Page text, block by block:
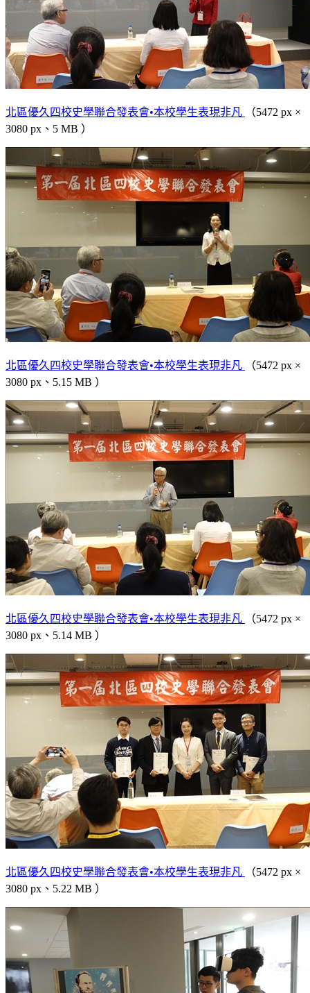
北區優久四校史學聯合發表會•本校學生表現非凡
（5472 px ×
3080 px、5 MB ）
北區優久四校史學聯合發表會•本校學生表現非凡
（5472 px ×
3080 px、5.15 MB ）
北區優久四校史學聯合發表會•本校學生表現非凡
（5472 px ×
3080 px、5.14 MB ）
北區優久四校史學聯合發表會•本校學生表現非凡
（5472 px ×
3080 px、5.22 MB ）